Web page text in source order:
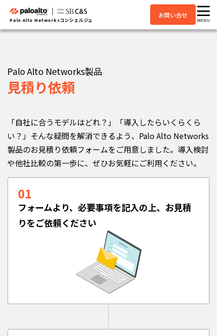
Palo Alto Networksコンシェルジュ
お問い合せ
MENU
Palo Alto Networks製品
見積り依頼
「自社に合うモデルはどれ？」「導入したらいくらくら
い？」そんな疑問を解消できるよう、Palo Alto Networks
製品のお見積り依頼フォームをご用意しました。導入検討
や他社比較の第一歩に、ぜひお気軽にご利用ください。
01
フォームより、必要事項を記入の上、お見積
りをご依頼ください